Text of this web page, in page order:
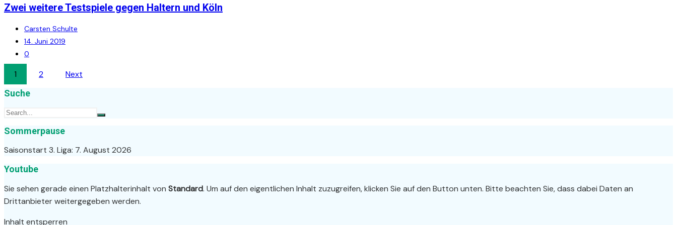
Zwei weitere Testspiele gegen Haltern und Köln
Carsten Schulte
14. Juni 2019
0
Seitennummerierung
der
Beiträge
1 2
Next
Suche
Sommerpause
Saisonstart 3. Liga: 7. August 2026
Youtube
Sie sehen gerade einen Platzhalterinhalt von Standard. Um auf den eigentlichen Inhalt zuzugreifen, klicken Sie auf den Button unten. Bitte beachten Sie, dass dabei Daten an
Drittanbieter weitergegeben werden.
Inhalt entsperren